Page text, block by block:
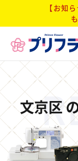
【お知
文京区